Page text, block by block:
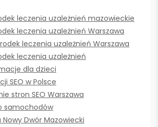
leczenia uzależnień mazowieckie
leczenia uzależnień Warszawa
leczenia uzależnień Warszawa
leczenia uzależnień
dla dzieci
SEO w Polsce
stron SEO Warszawa
samochodów
Dwór Mazowiecki